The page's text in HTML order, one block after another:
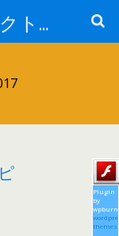
サプリメントダイレクトブログ
Plugin
by
themes